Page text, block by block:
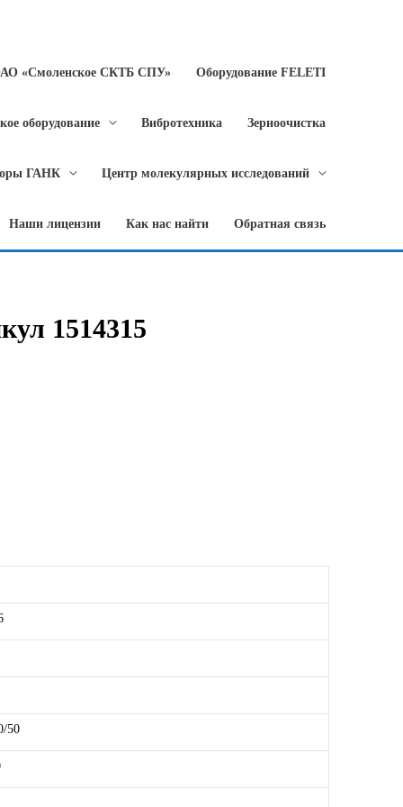
«Смоленское СКТБ СПУ» Оборудование FELETI
оборудование Вибротехника Зерноочистка
ГАНК Центр молекулярных исследований
Наши лицензии Как нас найти Обратная связь
1514315
50